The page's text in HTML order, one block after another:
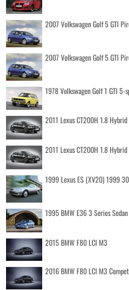
2007 Volkswagen Golf 5 GTI
2007 Volkswagen Golf 5 GTI
1978 Volkswagen Golf 1 GTI 5-
2011 Lexus CT200H 1.8
2011 Lexus CT200H 1.8
1999 Lexus ES (XV20) 1999
1995 BMW E36 3 Series
2015 BMW F80 LCI M3
2016 BMW F80 LCI M3